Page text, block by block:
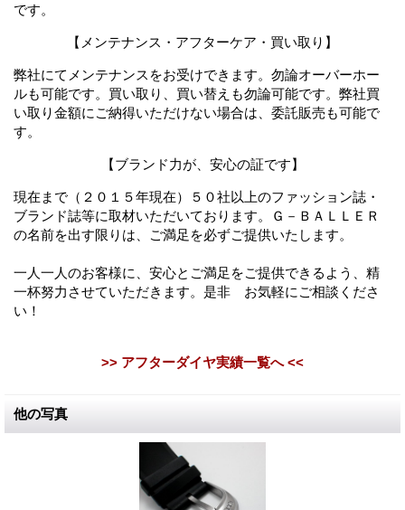
です。
【メンテナンス・アフターケア・買い取り】
弊社にてメンテナンスをお受けできます。勿論オーバーホー
ルも可能です。買い取り、買い替えも勿論可能です。弊社買
い取り金額にご納得いただけない場合は、委託販売も可能で
す。
【ブランド力が、安心の証です】
現在まで（２０１５年現在）５０社以上のファッション誌・
ブランド誌等に取材いただいております。Ｇ－ＢＡＬＬＥＲ
の名前を出す限りは、ご満足を必ずご提供いたします。
一人一人のお客様に、安心とご満足をご提供できるよう、精
一杯努力させていただきます。是非 お気軽にご相談くださ
い！
>> アフターダイヤ実績一覧へ <<
他の写真